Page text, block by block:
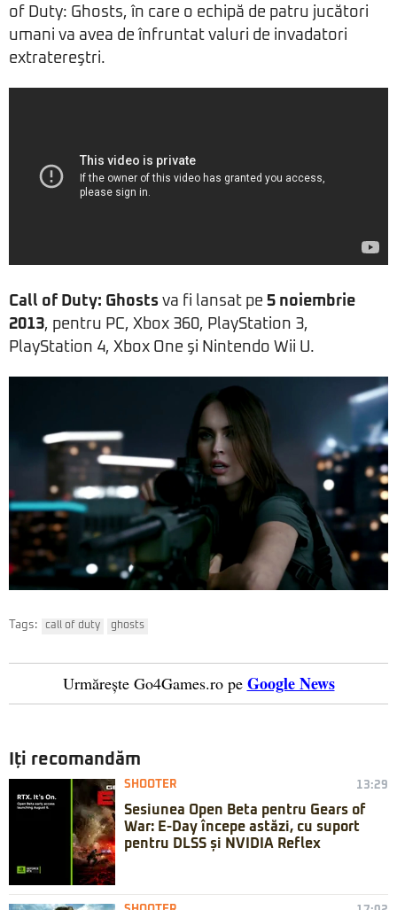
of Duty: Ghosts, în care o echipă de patru jucători
umani va avea de înfruntat valuri de invadatori
extratereştri.
Call of Duty: Ghosts va fi lansat pe 5 noiembrie
2013, pentru PC, Xbox 360, PlayStation 3,
PlayStation 4, Xbox One şi Nintendo Wii U.
Tags: call of duty ghosts
Urmărește Go4Games.ro pe Google News
Iți recomandăm
SHOOTER 13:29
Sesiunea Open Beta pentru Gears of
War: E-Day începe astăzi, cu suport
pentru DLSS și NVIDIA Reflex